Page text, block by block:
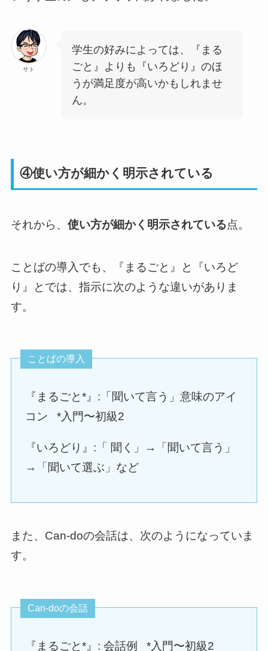
サト
学生の好みによっては、『まる
ごと』よりも『いろどり』のほ
うが満足度が高いかもしれませ
ん。
④使い方が細かく明示されている
それから、 使い方が細かく明示されている点。
ことばの導入でも、『まるごと』と『いろど
り』とでは、指示に次のような違いがありま
す。
ことばの導入
『まるごと*』:「聞いて言う」意味のアイ
コン *入門〜初級2
『いろどり』:「 聞く」→「聞いて言う」
→「聞いて選ぶ」など
また、Can-doの会話は、次のようになっていま
す。
Can-doの会話
『まるごと*』: 会話例 *入門〜初級2